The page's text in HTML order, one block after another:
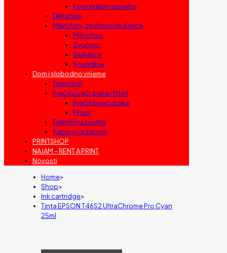
Foto pribor i oprema
Diktafoni
Mikrofoni, zvučnici i slušalice
Mikrofoni
Zvučnici
Slušalice
Soundbar
Dom i slobodno vrijeme
Televizori
Prečišćivači zraka i filteri
Prečišćivači zraka
Filteri
Električna bicikla
Kablovi i adapteri
PRINTSHOP
NAJAM – RENT A PRINT
Novosti
Home>
Shop>
Ink cartridge>
Tinta EPSON T46S2 UltraChrome Pro Cyan
25ml